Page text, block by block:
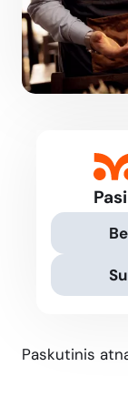
Paskutinis